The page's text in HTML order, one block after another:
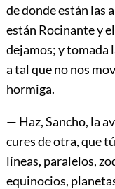
de donde están las
están Rocinante y
dejamos; y tomada
a tal que no nos
hormiga.
— Haz, Sancho, la
cures de otra, que
líneas, paralelos,
equinocios,